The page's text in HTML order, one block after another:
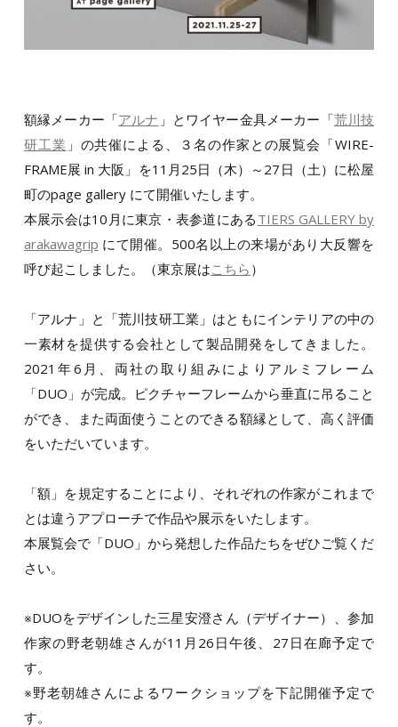
額縁メーカー「アルナ 」とワイヤー金具メーカー「荒川技
研工業 」の共催による、３名の作家との展覧会「WIRE-
FRAME展 in 大阪」を11月25日（木）～27日（土）に松屋
町のpage gallery にて開催いたします。
本展示会は10月に東京・表参道にある TIERS GALLERY by
arakawagrip にて開催。500名以上の来場があり大反響を
呼び起こしました。（東京展はこちら ）
「アルナ」と「荒川技研工業」はともにインテリアの中の
一素材を提供する会社として製品開発をしてきました。
2021年6月、両社の取り組みによりアルミフレーム
「DUO」が完成。ピクチャーフレームから垂直に吊ること
ができ、また両面使うことのできる額縁として、高く評価
をいただいています。
「額」を規定することにより、それぞれの作家がこれまで
とは違うアプローチで作品や展示をいたします。
本展覧会で「DUO」から発想した作品たちをぜひご覧くだ
さい。
※DUOをデザインした三星安澄さん（デザイナー）、参加
作家の野老朝雄さんが11月26日午後、27日在廊予定で
す。
※野老朝雄さんによるワークショップを下記開催予定で
す。